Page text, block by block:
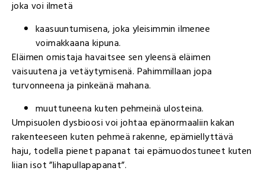
joka voi ilmetä
kaasuuntumisena, joka yleisimmin ilmenee
voimakkaana kipuna.
Eläimen omistaja havaitsee sen yleensä eläimen
vaisuutena ja vetäytymisenä. Pahimmillaan jopa
turvonneena ja pinkeänä mahana.
muuttuneena kuten pehmeinä ulosteina.
Umpisuolen dysbioosi voi johtaa epänormaaliin kakan
rakenteeseen kuten pehmeä rakenne, epämiellyttävä
haju, todella pienet papanat tai epämuodostuneet kuten
liian isot ”lihapullapapanat”.